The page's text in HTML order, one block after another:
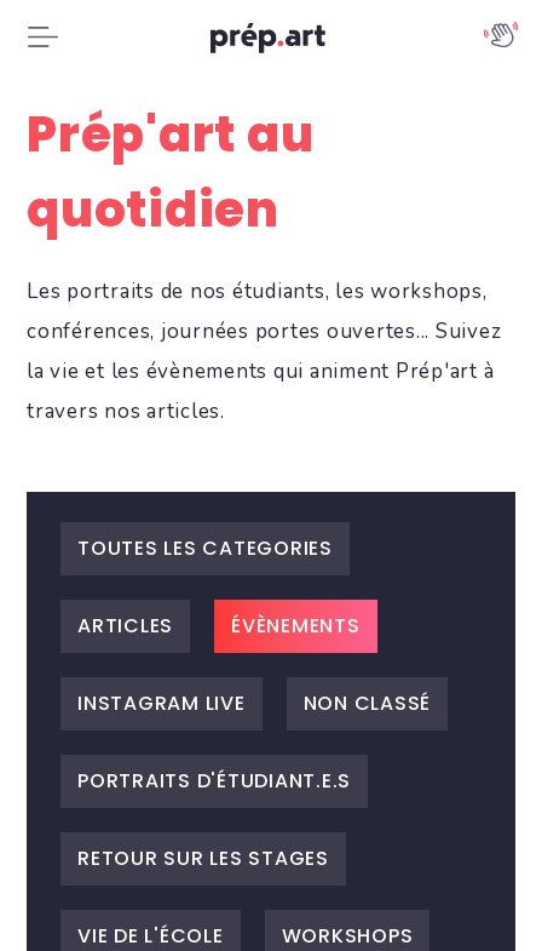
Prép'art au
quotidien
Les portraits de nos étudiants, les workshops,
conférences, journées portes ouvertes... Suivez
la vie et les évènements qui animent Prép'art à
travers nos articles.
TOUTES LES CATEGORIES
ARTICLES ÉVÈNEMENTS
INSTAGRAM LIVE NON CLASSÉ
PORTRAITS D'ÉTUDIANT.E.S
RETOUR SUR LES STAGES
VIE DE L'ÉCOLE WORKSHOPS